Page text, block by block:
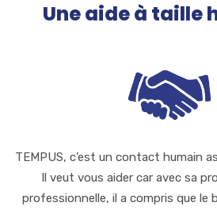
Une aide à taille
TEMPUS, c’est un contact humain
Il veut vous aider car avec sa
professionnelle, il a compris que le